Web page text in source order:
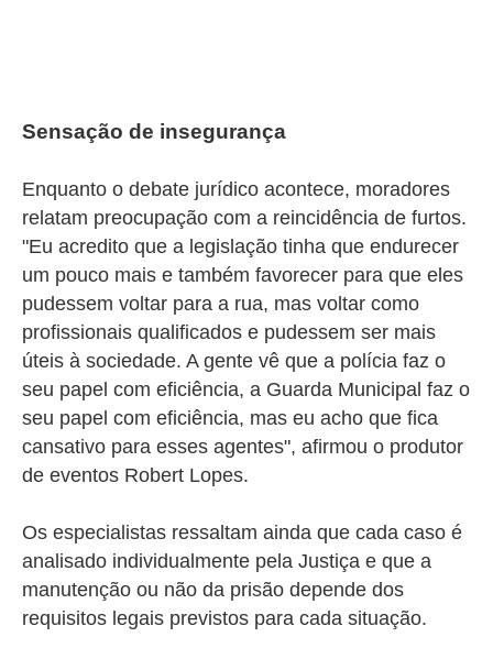
Sensação de insegurança
Enquanto o debate jurídico acontece, moradores
relatam preocupação com a reincidência de furtos.
"Eu acredito que a legislação tinha que endurecer
um pouco mais e também favorecer para que eles
pudessem voltar para a rua, mas voltar como
profissionais qualificados e pudessem ser mais
úteis à sociedade. A gente vê que a polícia faz o
seu papel com eficiência, a Guarda Municipal faz o
seu papel com eficiência, mas eu acho que fica
cansativo para esses agentes", afirmou o produtor
de eventos Robert Lopes.
Os especialistas ressaltam ainda que cada caso é
analisado individualmente pela Justiça e que a
manutenção ou não da prisão depende dos
requisitos legais previstos para cada situação.